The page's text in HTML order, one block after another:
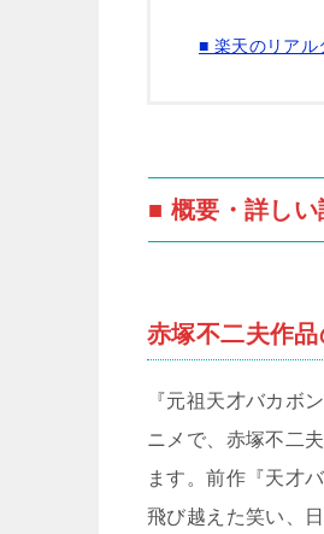
■ 楽天のリアル
■ 概要・詳しい
赤塚不二夫作
『元祖天才バカボ
ニメで、赤塚不二
ます。前作『天才
飛び越えた笑い、